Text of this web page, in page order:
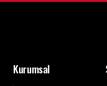
Kurumsal